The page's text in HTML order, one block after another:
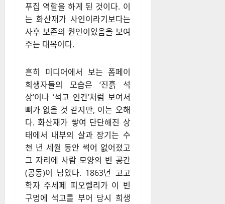
푸집 역할을 하게 된 것이다. 이
는 화산재가 사인이라기보다는
사후 보존의 원인이었음을 보여
주는 대목이다.
흔히 미디어에서 보는 폼페이
희생자들의 모습은 ‘진흙 석
상’이나 ‘석고 인간’처럼 보여서
뼈가 없을 것 같지만, 이는 오해
다. 화산재가 쌓여 단단해진 상
태에서 내부의 살과 장기는 수
천 년 세월 동안 썩어 없어졌고
그 자리에 사람 모양의 빈 공간
(공동)이 남았다. 1863년 고고
학자 주세페 피오렐리가 이 빈
구멍에 석고를 부어 당시 희생